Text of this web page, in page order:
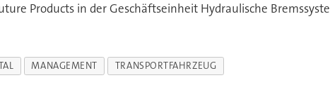
Products in der Geschäftseinheit Hydraulische
MANAGEMENT TRANSPORTFAHRZEUG